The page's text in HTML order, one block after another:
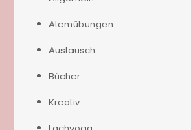
Atemübungen
Austausch
Bücher
Kreativ